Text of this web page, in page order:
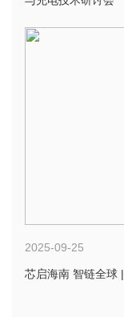
2025-09-25
芯启海南 智链全球